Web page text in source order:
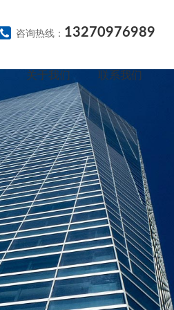
咨询热线： 13270976989
关于我们 联系我们